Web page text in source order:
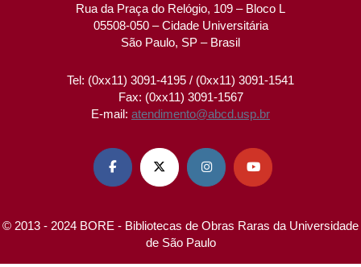
Rua da Praça do Relógio, 109 – Bloco L
05508-050 – Cidade Universitária
São Paulo, SP – Brasil
Tel: (0xx11) 3091-4195 / (0xx11) 3091-1541
Fax: (0xx11) 3091-1567
E-mail: atendimento@abcd.usp.br
   
© 2013 - 2024 BORE - Bibliotecas de Obras Raras da Universidade
de São Paulo